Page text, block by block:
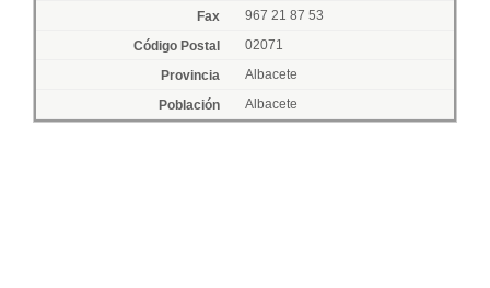
967 21 87 53
02071
Albacete
Albacete